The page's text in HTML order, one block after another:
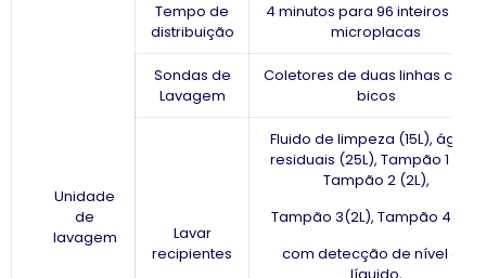
Unidade
de
lavagem
Tempo de
distribuição
4 minutos para 96 ​​inteiros para
microplacas
Sondas de
Lavagem
Coletores de duas linhas com
bicos
Lavar
recipientes
Fluido de limpeza (15L), águas
residuais (25L), Tampão 1 (5L),
Tampão 2 (2L),
Tampão 3(2L), Tampão 4(2L),
com detecção de nível de